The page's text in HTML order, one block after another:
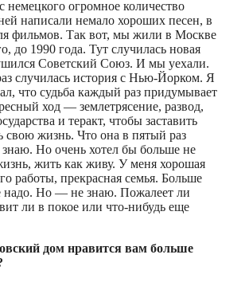
немецкого огромное количество
написали немало хороших песен, в
фильмов. Так вот, мы жили в Москве
до 1990 года. Тут случилась новая
Советский Союз. И мы уехали.
случилась история с Нью-Йорком. Я
что судьба каждый раз придумывает
ход — землетрясение, развод,
и теракт, чтобы заставить
свою жизнь. Что она в пятый раз
знаю. Но очень хотел бы больше не
жить как живу. У меня хорошая
работы, прекрасная семья. Больше
надо. Но — не знаю. Пожалеет ли
ли в покое или что-нибудь еще
дом нравится вам больше